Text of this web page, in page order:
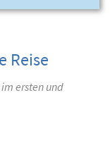
Reise
ersten und